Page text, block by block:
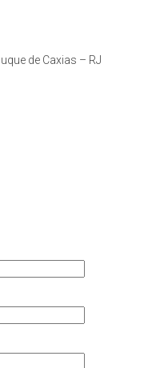
de Caxias – RJ